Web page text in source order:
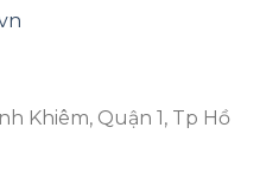
Khiêm, Quận 1, Tp Hồ